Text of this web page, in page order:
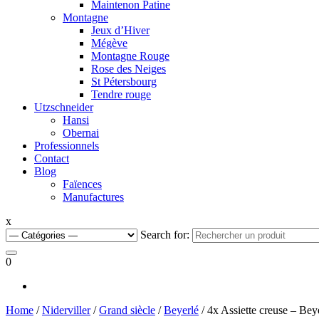
Maintenon Patine
Montagne
Jeux d’Hiver
Mégève
Montagne Rouge
Rose des Neiges
St Pétersbourg
Tendre rouge
Utzschneider
Hansi
Obernai
Professionnels
Contact
Blog
Faïences
Manufactures
x
Search for:
0
Home /Niderviller/Grand siècle /Beyerlé / 4x Assiette creuse –